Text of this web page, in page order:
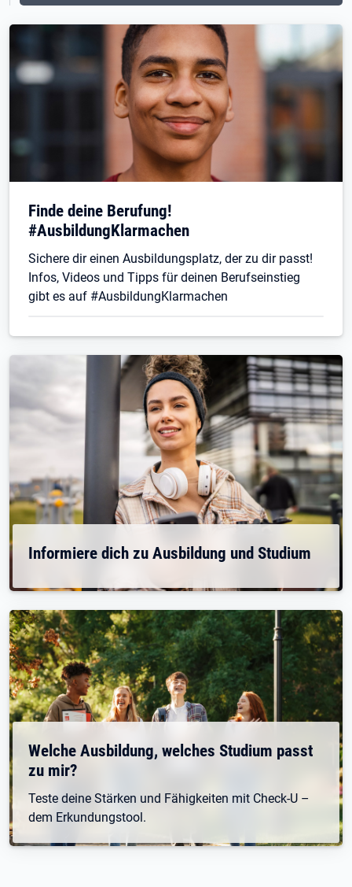
Finde deine Berufung!
#AusbildungKlarmachen
Sichere dir einen Ausbildungsplatz, der zu dir passt!
Infos, Videos und Tipps für deinen Berufseinstieg
gibt es auf #AusbildungKlarmachen
Informiere dich zu Ausbildung und Studium
Welche Ausbildung, welches Studium passt
zu mir?
Teste deine Stärken und Fähigkeiten mit Check-U –
dem Erkundungstool.